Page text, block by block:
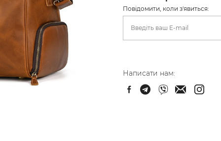
Повідомити, коли з'явиться:
Написати нам: